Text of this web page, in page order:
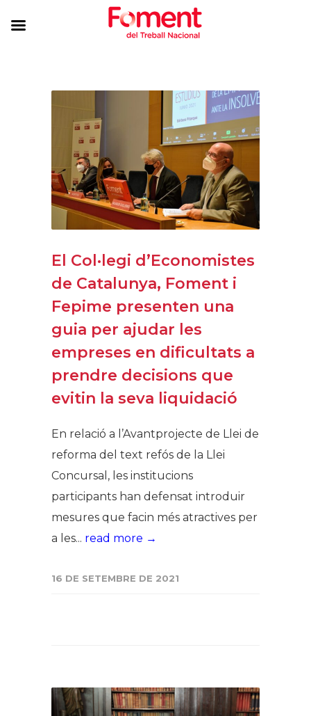
El Col·legi d’Economistes
de Catalunya, Foment i
Fepime presenten una
guia per ajudar les
empreses en dificultats a
prendre decisions que
evitin la seva liquidació
En relació a l’Avantprojecte de Llei de
reforma del text refós de la Llei
Concursal, les institucions
participants han defensat introduir
mesures que facin més atractives per
a les... read more →
16 DE SETEMBRE DE 2021